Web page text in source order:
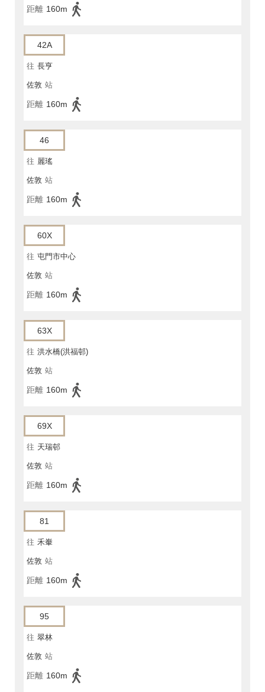
距離 160m
42A
往 長亨
佐敦 站
距離 160m
46
往 麗瑤
佐敦 站
距離 160m
60X
往 屯門市中心
佐敦 站
距離 160m
63X
往 洪水橋(洪福邨)
佐敦 站
距離 160m
69X
往 天瑞邨
佐敦 站
距離 160m
81
往 禾輋
佐敦 站
距離 160m
95
往 翠林
佐敦 站
距離 160m